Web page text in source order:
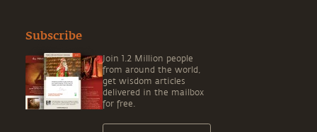
Subscribe
Join 1.2 Million people
from around the world,
get wisdom articles
delivered in the mailbox
for free.